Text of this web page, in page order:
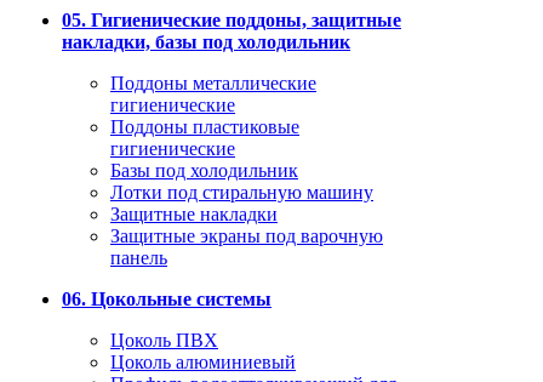
05. Гигиенические поддоны, защитные
накладки, базы под холодильник
Поддоны металлические
гигиенические
Поддоны пластиковые
гигиенические
Базы под холодильник
Лотки под стиральную машину
Защитные накладки
Защитные экраны под варочную
панель
06. Цокольные системы
Цоколь ПВХ
Цоколь алюминиевый